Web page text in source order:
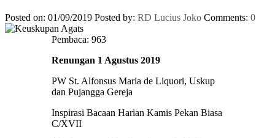
Posted on: 01/09/2019 Posted by: RD Lucius Joko Comments: 0
Pembaca: 963
Renungan 1 Agustus 2019
PW St. Alfonsus Maria de Liquori, Uskup
dan Pujangga Gereja
Inspirasi Bacaan Harian Kamis Pekan Biasa
C/XVII